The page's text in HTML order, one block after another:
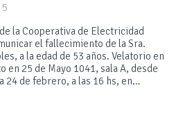
la Cooperativa de Electricidad
el fallecimiento de la Sra.
a la edad de 53 años. Velatorio en
en 25 de Mayo 1041, sala A, desde
24 de febrero, a las 16 hs, en…